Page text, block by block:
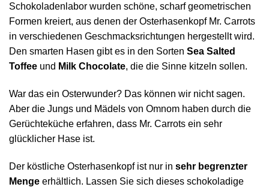
Schokoladenlabor wurden schöne, scharf geometrischen
Formen kreiert, aus denen der Osterhasenkopf Mr. Carrots
in verschiedenen Geschmacksrichtungen hergestellt wird.
Den smarten Hasen gibt es in den Sorten Sea Salted
Toffee und Milk Chocolate, die die Sinne kitzeln sollen.
War das ein Osterwunder? Das können wir nicht sagen.
Aber die Jungs und Mädels von Omnom haben durch die
Gerüchteküche erfahren, dass Mr. Carrots ein sehr
glücklicher Hase ist.
Der köstliche Osterhasenkopf ist nur in sehr begrenzter
Menge erhältlich. Lassen Sie sich dieses schokoladige